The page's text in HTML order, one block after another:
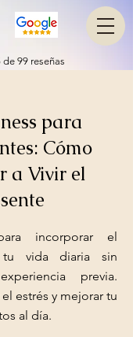
de 99 reseñas
para
Cómo
a Vivir el
incorporar el
tu vida diaria sin
previa.
estrés y mejorar tu
al día.